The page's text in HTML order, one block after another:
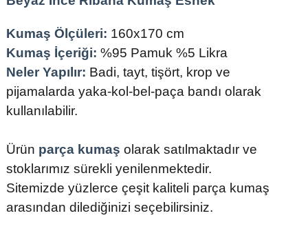
Kumaş Ölçüleri: 160x170 cm
Kumaş İçeriği: %95 Pamuk %5 Likra
Neler Yapılır: Badi, tayt, tişört, krop ve
pijamalarda yaka-kol-bel-paça bandı olarak
kullanılabilir.
Ürün parça kumaş olarak satılmaktadır ve
stoklarımız sürekli yenilenmektedir.
Sitemizde yüzlerce çeşit kaliteli parça kumaş
arasından dilediğinizi seçebilirsiniz.